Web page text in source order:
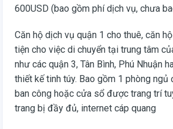
600USD (bao gồm phí dịch vụ, chưa
Căn hộ dịch vụ quận 1 cho thuê, căn
tiện cho việc di chuyển tại trung tâm
như các quận 3, Tân Bình, Phú Nhuận
thiết kế tinh túy. Bao gồm 1 phòng
ban công hoặc cửa sổ được trang trí
trang bị đầy đủ, internet cáp quang